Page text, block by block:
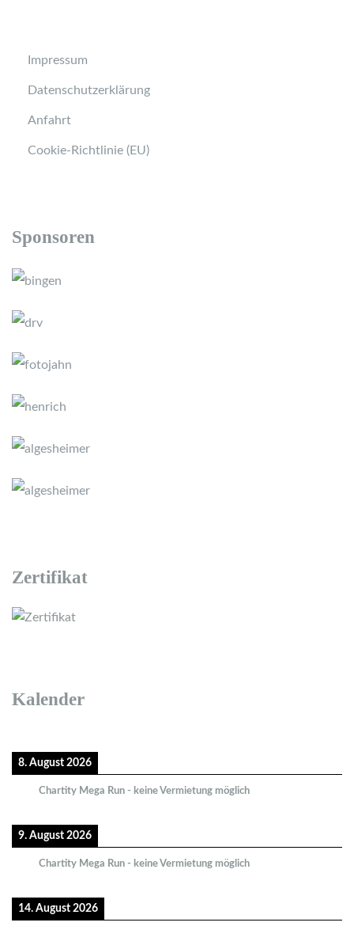
Impressum
Datenschutzerklärung
Anfahrt
Cookie-Richtlinie (EU)
Sponsoren
Zertifikat
Kalender
8. August 2026
Chartity Mega Run - keine Vermietung möglich
9. August 2026
Chartity Mega Run - keine Vermietung möglich
14. August 2026